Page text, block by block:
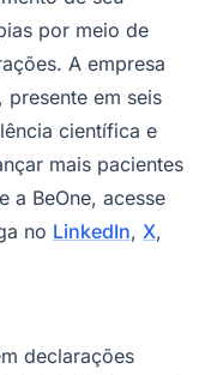
por meio de
A empresa
em seis
científica e
mais pacientes
a BeOne, acesse
no LinkedIn, X,
declarações